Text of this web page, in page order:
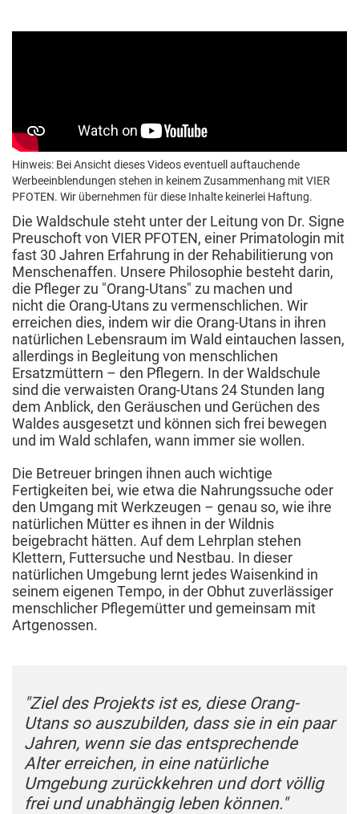
Hinweis: Bei Ansicht dieses Videos eventuell auftauchende
Werbeeinblendungen stehen in keinem Zusammenhang mit VIER
PFOTEN. Wir übernehmen für diese Inhalte keinerlei Haftung.
Die Waldschule steht unter der Leitung von Dr. Signe
Preuschoft von VIER PFOTEN, einer Primatologin mit
fast 30 Jahren Erfahrung in der Rehabilitierung von
Menschenaffen. Unsere Philosophie besteht darin,
die Pfleger zu "Orang-Utans" zu machen und
nicht die Orang-Utans zu vermenschlichen. Wir
erreichen dies, indem wir die Orang-Utans in ihren
natürlichen Lebensraum im Wald eintauchen lassen,
allerdings in Begleitung von menschlichen
Ersatzmüttern – den Pflegern. In der Waldschule
sind die verwaisten Orang-Utans 24 Stunden lang
dem Anblick, den Geräuschen und Gerüchen des
Waldes ausgesetzt und können sich frei bewegen
und im Wald schlafen, wann immer sie wollen.
Die Betreuer bringen ihnen auch wichtige
Fertigkeiten bei, wie etwa die Nahrungssuche oder
den Umgang mit Werkzeugen – genau so, wie ihre
natürlichen Mütter es ihnen in der Wildnis
beigebracht hätten. Auf dem Lehrplan stehen
Klettern, Futtersuche und Nestbau. In dieser
natürlichen Umgebung lernt jedes Waisenkind in
seinem eigenen Tempo, in der Obhut zuverlässiger
menschlicher Pflegemütter und gemeinsam mit
Artgenossen.
"Ziel des Projekts ist es, diese Orang-
Utans so auszubilden, dass sie in ein paar
Jahren, wenn sie das entsprechende
Alter erreichen, in eine natürliche
Umgebung zurückkehren und dort völlig
frei und unabhängig leben können."